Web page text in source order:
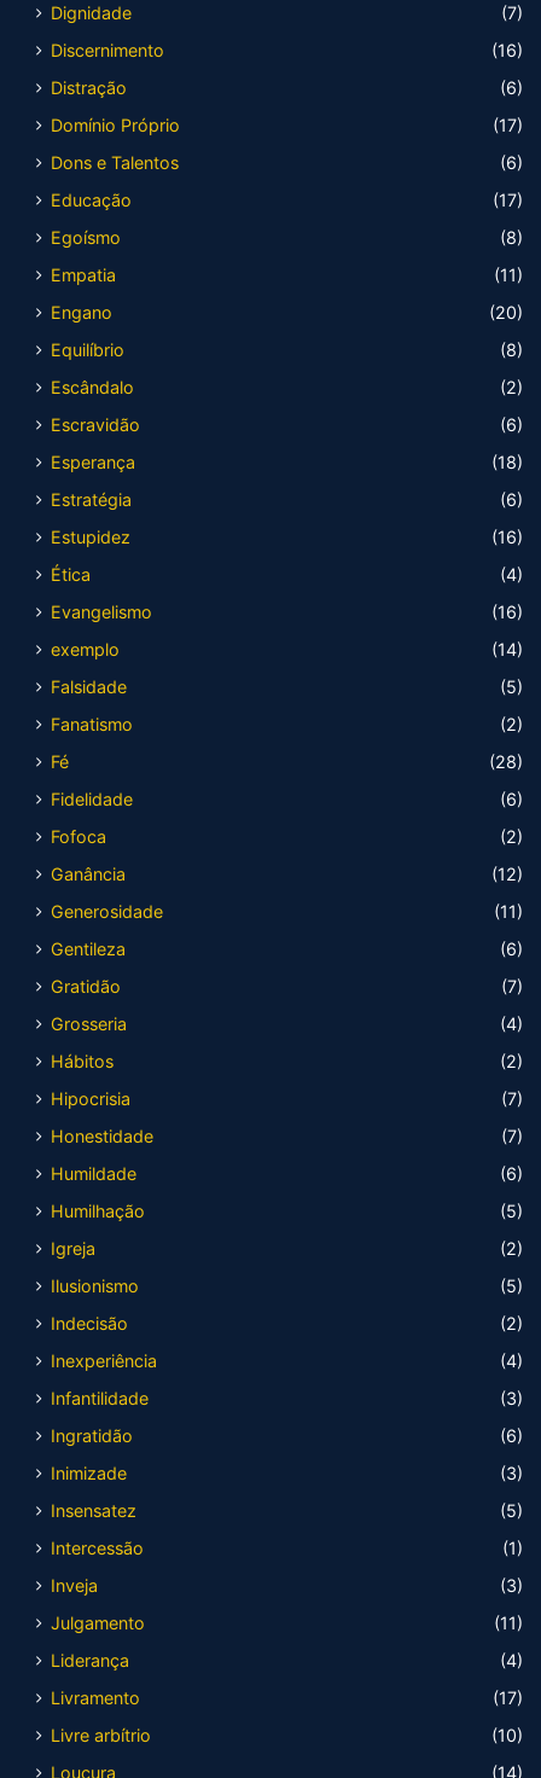
Dignidade
(7)
Discernimento
(16)
Distração
(6)
Domínio Próprio
(17)
Dons e Talentos
(6)
Educação
(17)
Egoísmo
(8)
Empatia
(11)
Engano
(20)
Equilíbrio
(8)
Escândalo
(2)
Escravidão
(6)
Esperança
(18)
Estratégia
(6)
Estupidez
(16)
Ética
(4)
Evangelismo
(16)
exemplo
(14)
Falsidade
(5)
Fanatismo
(2)
Fé
(28)
Fidelidade
(6)
Fofoca
(2)
Ganância
(12)
Generosidade
(11)
Gentileza
(6)
Gratidão
(7)
Grosseria
(4)
Hábitos
(2)
Hipocrisia
(7)
Honestidade
(7)
Humildade
(6)
Humilhação
(5)
Igreja
(2)
Ilusionismo
(5)
Indecisão
(2)
Inexperiência
(4)
Infantilidade
(3)
Ingratidão
(6)
Inimizade
(3)
Insensatez
(5)
Intercessão
(1)
Inveja
(3)
Julgamento
(11)
Liderança
(4)
Livramento
(17)
Livre arbítrio
(10)
Loucura
(14)